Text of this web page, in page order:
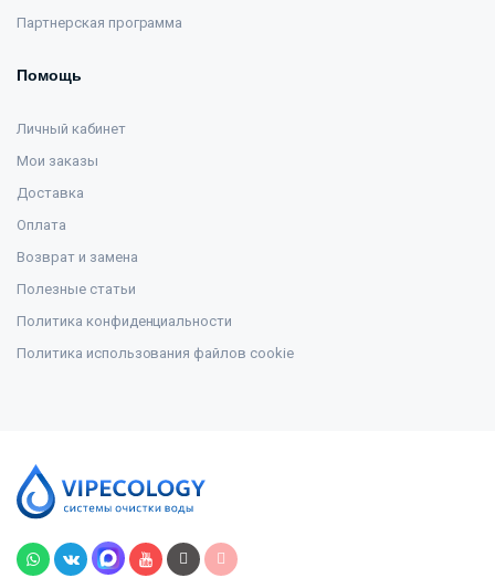
Партнерская программа
Помощь
Личный кабинет
Мои заказы
Доставка
Оплата
Возврат и замена
Полезные статьи
Политика конфиденциальности
Политика использования файлов cookie